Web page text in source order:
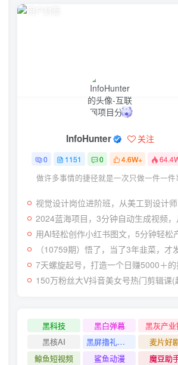
InfoHunter 关注
0 1151 0 4.6W+
做许多事情的捷径就是一次只做一件一件
视觉设计岗位进阶班，从美工到设计师的蜕变（4节视频课
2024蓝海项目，3分钟自动生成视频，月入
用AI轻松创作小红书图文，5分钟轻松产出300条小红书爆款笔记
（10759期）悟了，当了3年韭菜，才发现网赚圈年赚100万的核心是卖项目，含泪分
7天螺旋起号，打造一个日赚5000＋的抖音壁纸号（价值
150万粉丝大V抖音美女号热门剪辑课(起号 过原创 素材来源 无人直播
黑科技 黑白弹幕
黑灰产
黑核AI
黑屏撸礼物撸门票
麦片好
鲸鱼短视频
鲨鱼动漫
魔豆助